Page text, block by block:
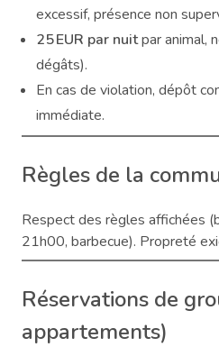
excessif, présence non
25 EUR par nuitpar animal,
dégâts).
En cas de violation, dépôt
immédiate.
Règles de la
Respect des règles affichées
21h00, barbecue). Propreté
Réservations de
appartements)